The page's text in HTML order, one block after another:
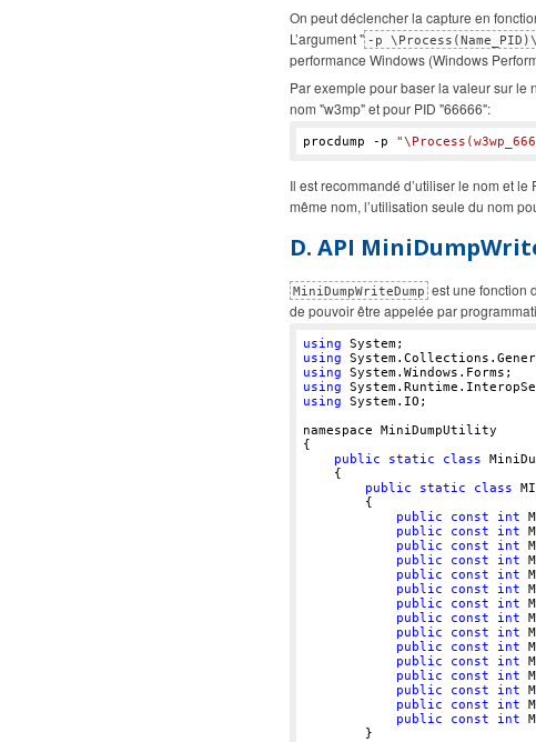
On peut déclencher la capture en
L’argument " -p
performance Windows (Windows
Par exemple pour baser la valeur sur le
nom "w3mp" et pour PID "66666":
procdump -p
Il est recommandé d’utiliser le nom et
même nom, l’utilisation seule du nom
D. API
MiniDumpWriteDump est une fonction
de pouvoir être appelée par
using
using
using
using
using System.IO;
namespace MiniDumpUtility
{
public
static class
    {
public
static class
        {
public
const int
public
const int
public
const int
public
const int
public
const int
public
const int
public
const int
public
const int
public
const int
public
const int
public
const int
public
const int
public
const int
public
const int
public
const int
        }